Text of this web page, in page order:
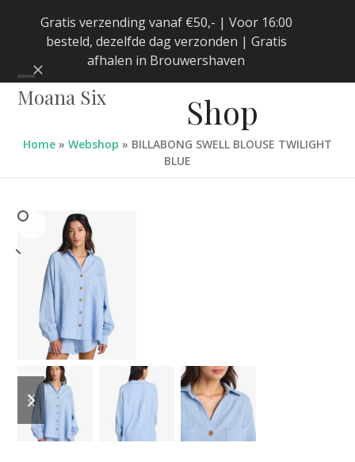
Gratis verzending vanaf €50,- | Voor 16:00
besteld, dezelfde dag verzonden | Gratis
afhalen in Brouwershaven
Negeren
Moana Six
Open
menu
Close
menu
Shop
Home » Webshop » BILLABONG SWELL BLOUSE TWILIGHT
BLUE
previous
slide
next
slide